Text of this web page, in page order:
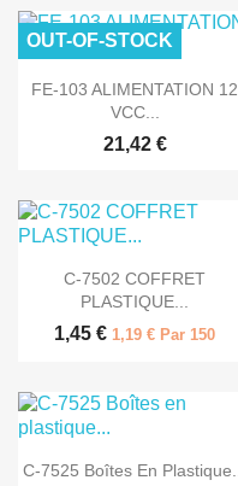
 Aperçu rapide
FE-103 ALIMENTATION 12
VCC...
21,42 €
OUT-OF-STOCK
 Aperçu rapide
C-7502 COFFRET
PLASTIQUE...
1,45 € 1,19 € Par 150
 Aperçu rapide
C-7525 Boîtes En Plastique...